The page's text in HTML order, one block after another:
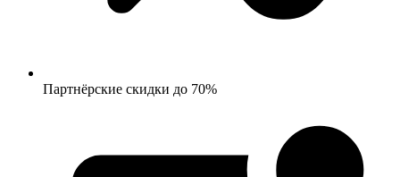
Партнёрские скидки до 70%